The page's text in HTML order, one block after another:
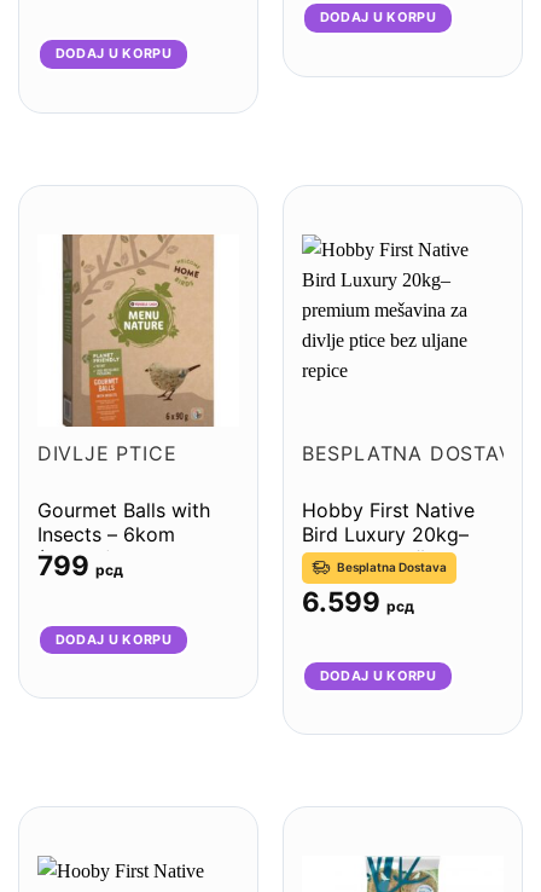
DODAJ U KORPU
DODAJ U KORPU
DIVLJE PTICE
Gourmet Balls with
Insects – 6kom
(9×60g)
799 рсд
DODAJ U KORPU
BESPLATNA DOSTAVA
Hobby First Native
Bird Luxury 20kg–
premium mešavina za
divlje ptice bez uljane
repice
Besplatna Dostava
6.599 рсд
DODAJ U KORPU